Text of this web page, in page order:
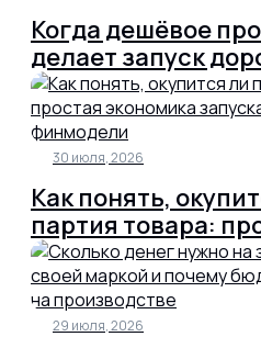
Когда дешёвое
делает запуск
расходы
30 июля, 2026
Как понять,
партия товара:
запуска без
29 июля, 2026